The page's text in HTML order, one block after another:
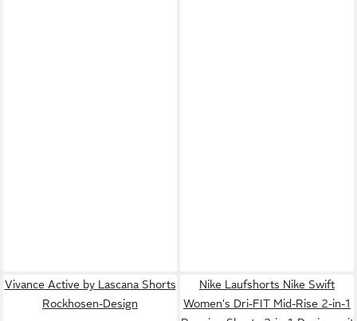
Vivance Active by Lascana Shorts
Rockhosen-Design
Nike Laufshorts Nike Swift
Women's Dri-FIT Mid-Rise 2-in-1